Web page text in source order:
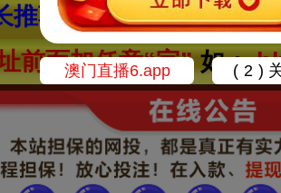
推荐：快捷进站. 自定网
前面加任意“字” 如：